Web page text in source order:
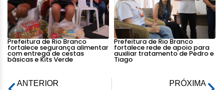
Prefeitura de Rio Branco
fortalece segurança alimentar
com entrega de cestas
básicas e Kits Verde
Prefeitura de Rio Branco
fortalece rede de apoio para
auxiliar tratamento de Pedro e
Tiago
ANTERIOR
PRÓXIMA